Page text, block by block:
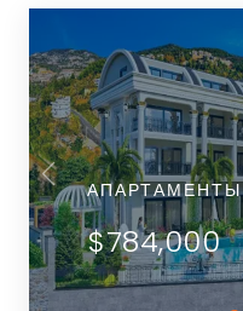
АПАРТАМЕНТЫ
$784,000